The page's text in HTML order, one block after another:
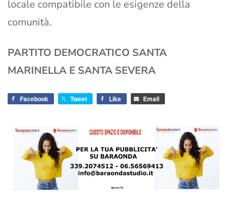
locale compatibile con le esigenze della
comunità.
PARTITO DEMOCRATICO SANTA
MARINELLA E SANTA SEVERA
Facebook Tweet Like Email